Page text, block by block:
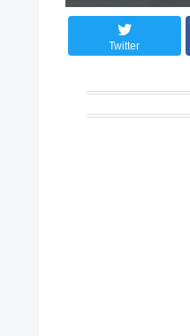
Twitter